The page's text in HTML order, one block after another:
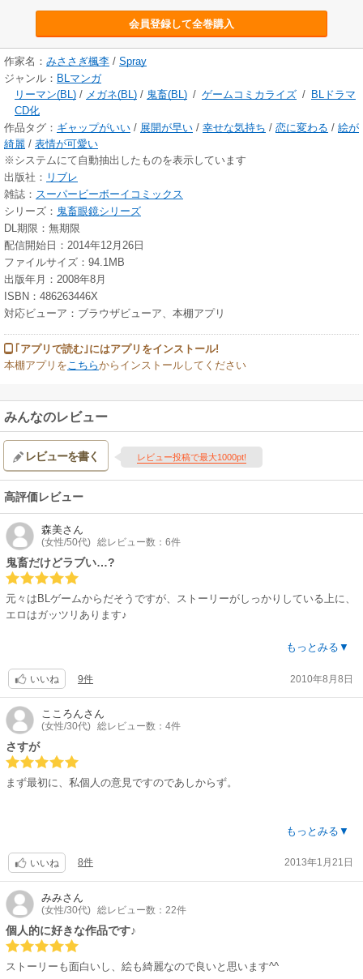
会員登録して全巻購入
作家名： みささぎ楓李 / Spray
ジャンル： BLマンガ
リーマン(BL) / メガネ(BL) / 鬼畜(BL) / ゲームコミカライズ / BLドラマ
CD化
作品タグ： ギャップがいい / 展開が早い / 幸せな気持ち / 恋に変わる / 絵が
綺麗 / 表情が可愛い
※システムにて自動抽出したものを表示しています
出版社： リブレ
雑誌： スーパービーボーイコミックス
シリーズ： 鬼畜眼鏡シリーズ
DL期限：無期限
配信開始日：2014年12月26日
ファイルサイズ：94.1MB
出版年月：2008年8月
ISBN：486263446X
対応ビューア：ブラウザビューア、本棚アプリ
｢アプリで読む｣にはアプリをインストール!
本棚アプリをこちらからインストールしてください
みんなのレビュー
レビューを書く レビュー投稿で最大1000pt!
高評価レビュー
森美さん
(女性/50代) 総レビュー数：6件
鬼畜だけどラブい…?
元々はBLゲームからだそうですが、ストーリーがしっかりしている上に、
エロはガッツリあります♪
簡単に粗筋を説明しますと、何をやってもダメな気弱な営業マンが謎の男
に変身。しかしその眼鏡は、掛けた人物像を鬼畜にする代物だった…！と
いう内容ですが、互いに反発していた主人公の佐伯と御堂さんが不器用な
がらも最後には結ばれる…?という過程が、また良いです。一度は互いの
手を離しても、己の気持ちを自覚し再会して…?のじれったさが、またキ
ュン?とします♪その後の二人も収録されて、とても良いですよ♪このおか
げで、ゲーム本編もやりたくなりました♪
もっとみる▼
いいね 9件 2010年8月8日
こころんさん
(女性/30代) 総レビュー数：4件
さすが
まず最初に、私個人の意見ですのであしからず。
わたしはゲームからやってこの漫画を読んだのですが、ゲームでは一枚
CGであったところも漫画では細かいとこまで見れるので、このときこん
な顔や仕草してたんだ！となんだか新鮮でしたね。
ただ、初めて見るかたにはストーリーの把握があまり掴めない人が多いか
も(^_^;)
もっとみる▼
いいね 8件 2013年1月21日
みみさん
(女性/30代) 総レビュー数：22件
個人的に好きな作品です♪
ストーリーも面白いし、絵も綺麗なので良いと思います^^